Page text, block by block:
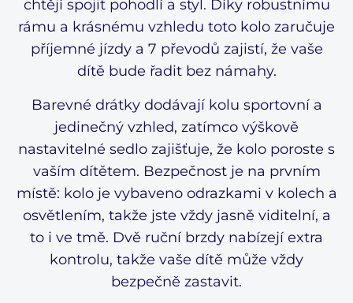
chtějí spojit pohodlí a styl. Díky robustnímu
rámu a krásnému vzhledu toto kolo zaručuje
příjemné jízdy a 7 převodů zajistí, že vaše
dítě bude řadit bez námahy.
Barevné drátky dodávají kolu sportovní a
jedinečný vzhled, zatímco výškově
nastavitelné sedlo zajišťuje, že kolo poroste s
vaším dítětem. Bezpečnost je na prvním
místě: kolo je vybaveno odrazkami v kolech a
osvětlením, takže jste vždy jasně viditelní, a
to i ve tmě. Dvě ruční brzdy nabízejí extra
kontrolu, takže vaše dítě může vždy
bezpečně zastavit.